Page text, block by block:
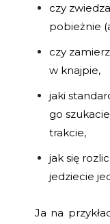
czy
pobieżnie
czy
w knajpie,
jaki
go
trakcie,
jak się
jedziecie
Ja na